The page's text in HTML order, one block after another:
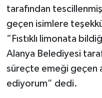
tarafından
geçen isimlere
“Fıstıklı limonata
Alanya Belediyesi
süreçte emeği geçen
ediyorum” dedi.